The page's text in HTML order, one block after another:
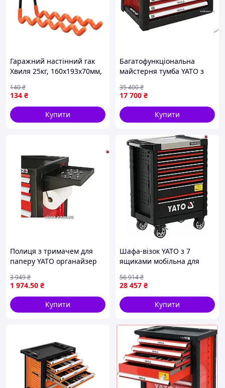
Гаражний настінний гак
Хвиля 25кг, 160x193x70мм,
134 ₴
140₴
Купити
Багатофункціональна
майстерня тумба YATO з
690х465х400 мм для
зручного зберігання
інструментів
17 700 ₴
35 400₴
Купити
Полиця з тримачем для
паперу YATO органайзер
високоякісного пластику
1 974.50 ₴
3 949₴
Купити
Шафа-візок YATO з 7
ящиками мобільна для
майстерні
28 457 ₴
56 914₴
Купити